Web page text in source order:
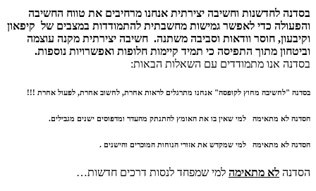
בסדנה לחדשנות וחשיבה יצירתית אנחנו מרחיבים את טווח החשיבה
והפעולה כדי לאפשר גמישות מחשבתית להתמודדות במצבים של קיפאון
וקיבעון, חוסר וודאות וסביבה משתנה. חשיבה יצירתית מקנה עוצמה
וביטחון מתוך התפיסה כי תמיד קיימות חלופות ואפשרויות נוספות.
בסדנה אנו מתמודדים עם השאלות הבאות:
בסדנה "לחשיבה מחוץ לקופסה" אנחנו מתרגלים לראות אחרת, לחשוב אחרת, לפעול אחרת !!!
הסדנה לא מתאימה למי שאין בו את האומץ להתנתק מהעדר ומדפוסים ישנים מגבילים.
הסדנה לא מתאימה למי שמקדש את אזורי הנוחות המוכרים והישנים .
הסדנה לא מתאימה למי שמפחד לנסות דרכים חדשות…